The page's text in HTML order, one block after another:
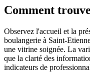
Comment
Observez l'accueil et la
boulangerie à Saint-
une vitrine soignée. La
que la clarté des
indicateurs de